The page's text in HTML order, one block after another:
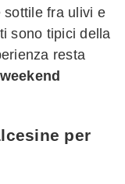
sottile fra ulivi e
sono tipici della
resta
weekend
per